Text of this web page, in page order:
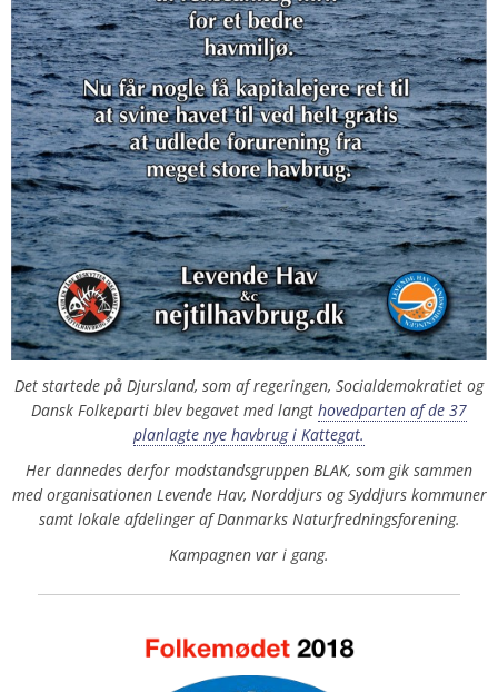
Det startede på Djursland, som af regeringen, Socialdemokratiet og
Dansk Folkeparti blev begavet med langt hovedparten af de 37
planlagte nye havbrug i Kattegat.
Her dannedes derfor modstandsgruppen BLAK, som gik sammen
med organisationen Levende Hav, Norddjurs og Syddjurs kommuner
samt lokale afdelinger af Danmarks Naturfredningsforening.
Kampagnen var i gang.